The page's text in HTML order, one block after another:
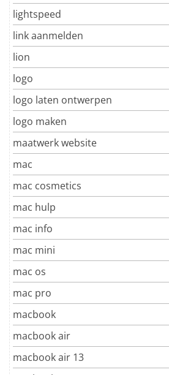
lightspeed
link aanmelden
lion
logo
logo laten ontwerpen
logo maken
maatwerk website
mac
mac cosmetics
mac hulp
mac info
mac mini
mac os
mac pro
macbook
macbook air
macbook air 13